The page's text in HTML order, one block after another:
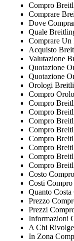
Compro
Comprare
Dove
Quale
Comprare
Acquisto
Valutazione
Quotazione
Quotazione
Orologi
Compro
Compro
Compro
Compro
Compro
Compro
Compro
Compro
Compro
Costo
Costi
Quanto
Prezzo
Prezzi
Informazioni
A Chi
In Zona